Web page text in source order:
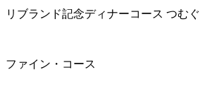
リブランド記念ディナーコース つむぐ
ファイン・コース